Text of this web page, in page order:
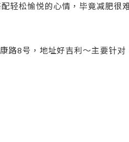
轻松愉悦的心情，毕竟减肥很
路8号，地址好吉利～主要针对